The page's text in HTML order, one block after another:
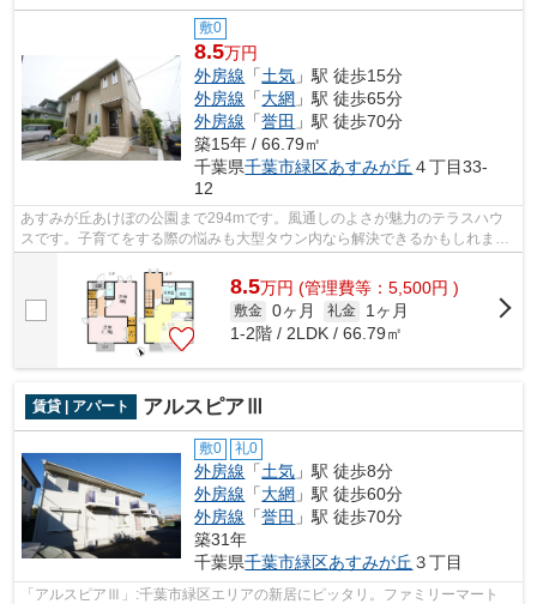
敷0
8.5万円
外房線 「土気 」駅 徒歩15分
外房線 「大網 」駅 徒歩65分
外房線 「誉田 」駅 徒歩70分
築15年 / 66.79㎡
千葉県千葉市緑区あすみが丘 ４丁目33-
12
あすみが丘あけぼの公園まで294mです。風通しのよさが魅力のテラスハウ
スです。子育てをする際の悩みも大型タウン内なら解決できるかもしれませ
8.5万円 (管理費等：5,500円 )
敷金 0ヶ月 礼金
1ヶ月
1-2階 / 2LDK / 66.79㎡
賃貸 | アパート アルスピアⅢ
敷0 礼0
外房線 「土気 」駅 徒歩8分
外房線 「大網 」駅 徒歩60分
外房線 「誉田 」駅 徒歩70分
築31年
千葉県千葉市緑区あすみが丘 ３丁目
「アルスピアⅢ」:千葉市緑区エリアの新居にピッタリ。ファミリーマート